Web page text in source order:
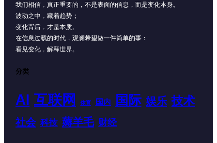
我们相信，真正重要的，不是表面的信息，而是变化本身。
波动之中，藏着趋势；
变化背后，才是本质。
在信息过载的时代，观澜希望做一件简单的事：
看见变化，解释世界。
分类
AI 互联网 体育 国内 国际 娱乐 技术
社会 科技 薅羊毛 财经